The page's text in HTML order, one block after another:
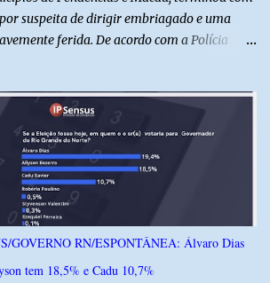
suspeita de dirigir embriagado e uma
ferida. De acordo com a Polícia
O exame pericial para confirmar a
no organismo ainda está em andamento. A
11 anos, que sofreu ferimentos graves no
atendimentos, ele foi entubado e
Potiguar 02 para o Hospital
Gurgel, em Natal, onde permanece internado
especializados. Segundo informações da
é filha de um policial militar. PM reforça
Em nota, a Polícia Militar manifestou
GOVERNO RN/ESPONTÂNEA: Álvaro Dias
tem 18,5% e Cadu 10,7%